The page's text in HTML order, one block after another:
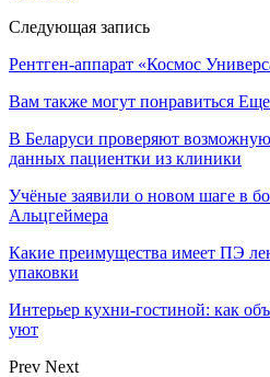
Следующая запись
Рентген-аппарат «Космос
Вам также могут понравиться Еще
В Беларуси проверяют
данных пациентки из клиники
Учёные заявили о новом шаге в
Альцгеймера
Какие преимущества имеет ПЭ
упаковки
Интерьер кухни-гостиной: как
уют
Prev Next